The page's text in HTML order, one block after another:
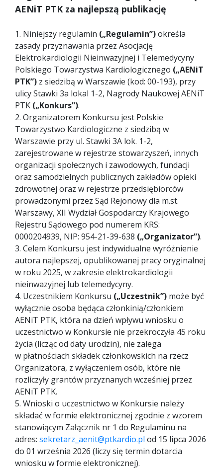
AENiT PTK za najlepszą publikację
1. Niniejszy regulamin („Regulamin”)określa
zasady przyznawania przez Asocjację
Elektrokardiologii Nieinwazyjnej i Telemedycyny
Polskiego Towarzystwa Kardiologicznego („AENiT
PTK”) z siedzibą w Warszawie (kod: 00-193), przy
ulicy Stawki 3a lokal 1-2, Nagrody Naukowej AENiT
PTK („Konkurs”).
2. Organizatorem Konkursu jest Polskie
Towarzystwo Kardiologiczne z siedzibą w
Warszawie przy ul. Stawki 3A lok. 1-2,
zarejestrowane w rejestrze stowarzyszeń, innych
organizacji społecznych i zawodowych, fundacji
oraz samodzielnych publicznych zakładów opieki
zdrowotnej oraz w rejestrze przedsiębiorców
prowadzonymi przez Sąd Rejonowy dla m.st.
Warszawy, XII Wydział Gospodarczy Krajowego
Rejestru Sądowego pod numerem KRS:
0000204939, NIP: 954-21-39-638 („Organizator”).
3. Celem Konkursu jest indywidualne wyróżnienie
autora najlepszej, opublikowanej pracy oryginalnej
w roku 2025, w zakresie elektrokardiologii
nieinwazyjnej lub telemedycyny.
4. Uczestnikiem Konkursu („Uczestnik”) może być
wyłącznie osoba będąca członkinią/członkiem
AENiT PTK, która na dzień wpływu wniosku o
uczestnictwo w Konkursie nie przekroczyła 45 roku
życia (licząc od daty urodzin), nie zalega
w płatnościach składek członkowskich na rzecz
Organizatora, z wyłączeniem osób, które nie
rozliczyły grantów przyznanych wcześniej przez
AENiT PTK.
5. Wnioski o uczestnictwo w Konkursie należy
składać w formie elektronicznej zgodnie z wzorem
stanowiącym Załącznik nr 1 do Regulaminu na
adres: sekretarz_aenit@ptkardio.pl od 15 lipca 2026
do 01 września 2026 (liczy się termin dotarcia
wniosku w formie elektronicznej).